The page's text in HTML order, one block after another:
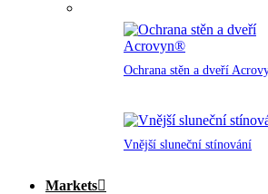
Ochrana stěn a dveří
Vnější sluneční stínování
Markets